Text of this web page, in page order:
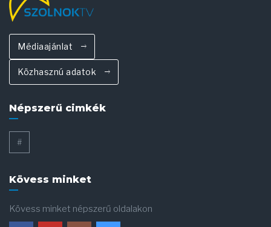
Médiaajánlat
Közhasznú adatok
Népszerű cimkék
#
Kövess minket
Kövess minket népszerű oldalakon